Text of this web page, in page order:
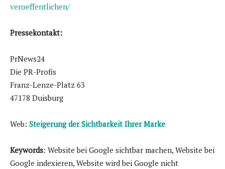
veroeffentlichen/
Pressekontakt:
PrNews24
Die PR-Profis
Franz-Lenze-Platz 63
47178 Duisburg
Web: Steigerung der Sichtbarkeit Ihrer Marke
Keywords: Website bei Google sichtbar machen, Website bei
Google indexieren, Website wird bei Google nicht